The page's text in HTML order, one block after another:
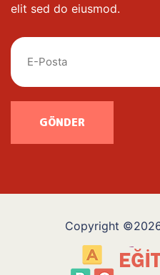
elit sed do eiusmod.
GÖNDER
Copyright